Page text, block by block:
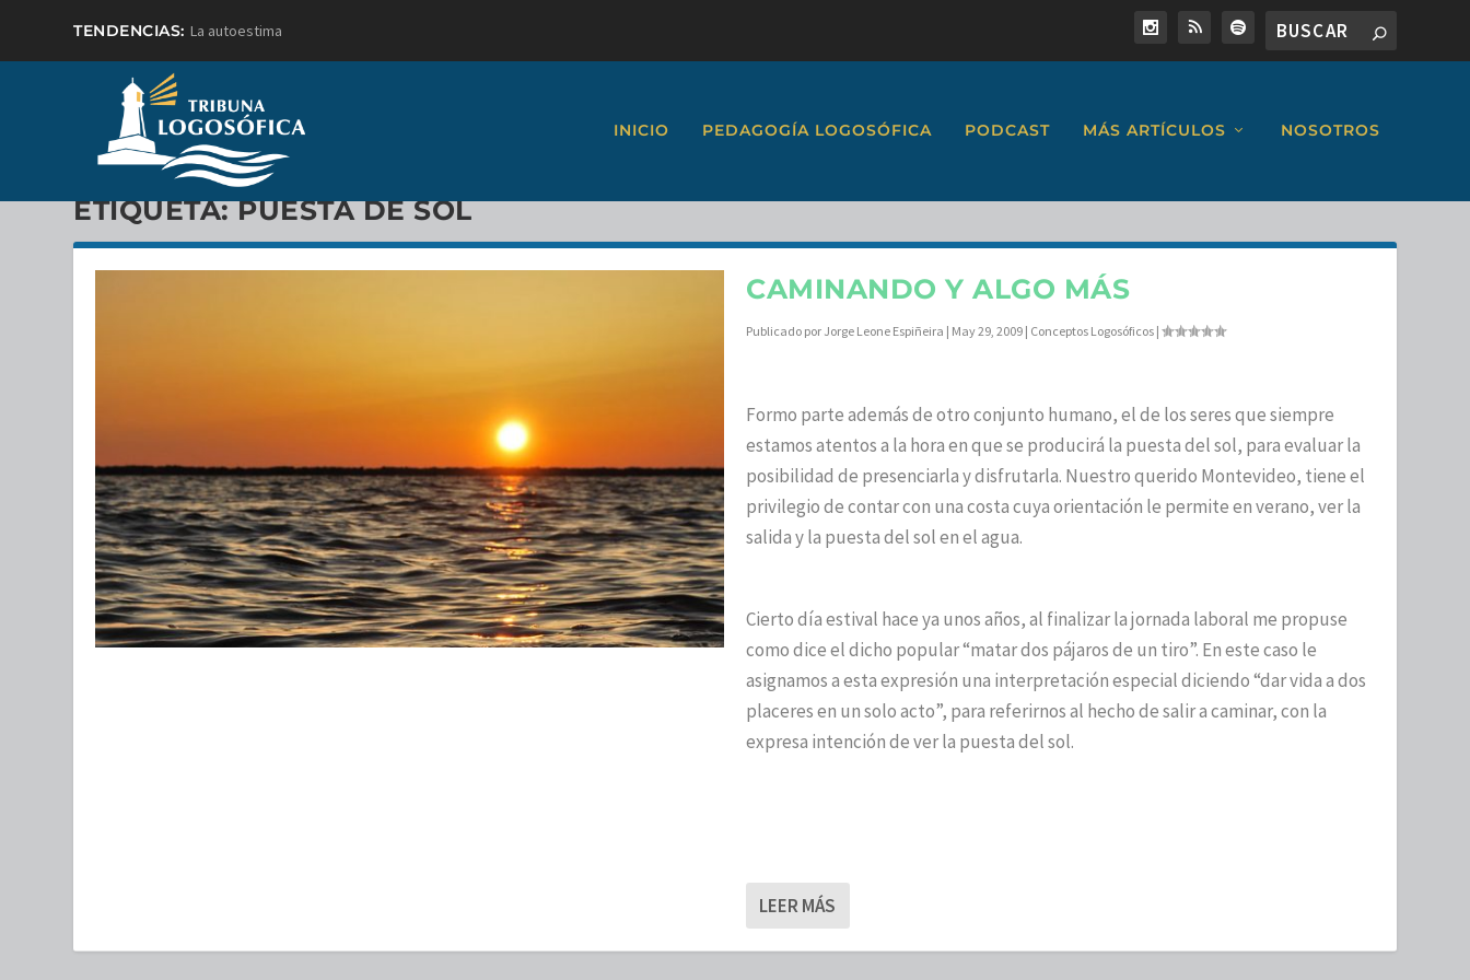
TENDENCIAS: La autoestima
INICIO PEDAGOGÍA LOGOSÓFICA PODCAST MÁS ARTÍCULOS NOSOTROS
ETIQUETA:PUESTA DE SOL
CAMINANDO Y ALGO MÁS
Publicado por Jorge Leone Espiñeira | May 29, 2009 | Conceptos Logosóficos |
Formo parte además de otro conjunto humano, el de los seres que siempre
estamos atentos a la hora en que se producirá la puesta del sol, para evaluar la
posibilidad de presenciarla y disfrutarla. Nuestro querido Montevideo, tiene el
privilegio de contar con una costa cuya orientación le permite en verano, ver la
salida y la puesta del sol en el agua.
Cierto día estival hace ya unos años, al finalizar la jornada laboral me propuse
como dice el dicho popular “matar dos pájaros de un tiro”. En este caso le
asignamos a esta expresión una interpretación especial diciendo “dar vida a dos
placeres en un solo acto”, para referirnos al hecho de salir a caminar, con la
expresa intención de ver la puesta del sol.
LEER MÁS